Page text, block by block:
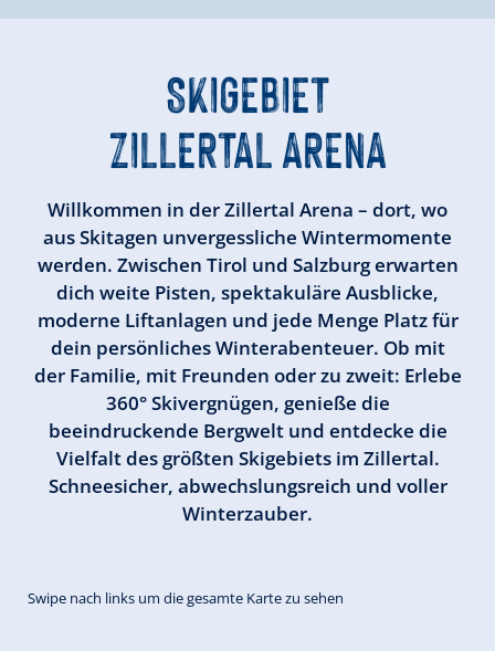
SKIGEBIET
ZILLERTAL ARENA
Willkommen in der Zillertal Arena – dort, wo
aus Skitagen unvergessliche Wintermomente
werden. Zwischen Tirol und Salzburg erwarten
dich weite Pisten, spektakuläre Ausblicke,
moderne Liftanlagen und jede Menge Platz für
dein persönliches Winterabenteuer. Ob mit
der Familie, mit Freunden oder zu zweit: Erlebe
360° Skivergnügen, genieße die
beeindruckende Bergwelt und entdecke die
Vielfalt des größten Skigebiets im Zillertal.
Schneesicher, abwechslungsreich und voller
Winterzauber.
Swipe nach links um die gesamte Karte zu sehen